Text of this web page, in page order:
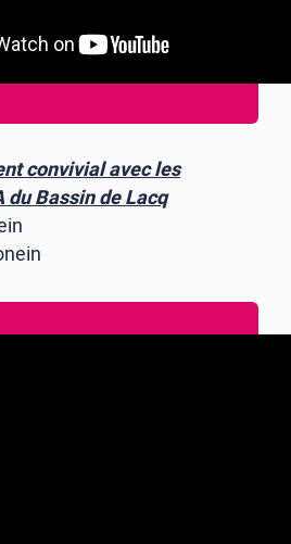
convivial avec les
du Bassin de Lacq